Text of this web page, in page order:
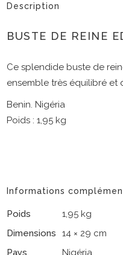
Description
BUSTE DE REINE
Ce splendide buste de
ensemble très équilibré et
Benin. Nigéria
Poids : 1,95 kg
Informations
Poids
1,95 kg
Dimensions
14 × 29 cm
Pays
Nigéria